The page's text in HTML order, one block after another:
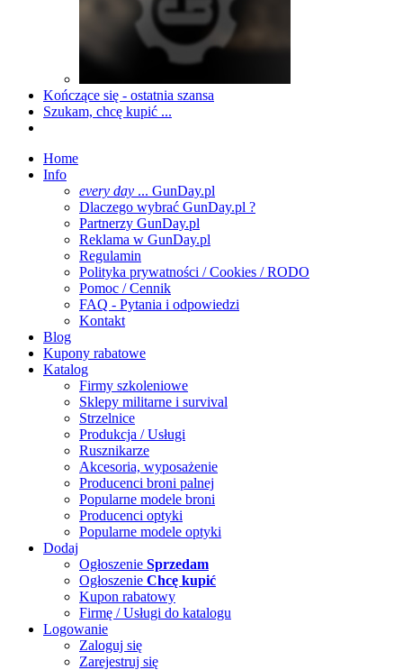
Kończące się - ostatnia szansa
Szukam, chcę kupić ...
Home
Info
every day ... GunDay.pl
Dlaczego wybrać GunDay.pl ?
Partnerzy GunDay.pl
Reklama w GunDay.pl
Regulamin
Polityka prywatności / Cookies / RODO
Pomoc / Cennik
FAQ - Pytania i odpowiedzi
Kontakt
Blog
Kupony rabatowe
Katalog
Firmy szkoleniowe
Sklepy militarne i survival
Strzelnice
Produkcja / Usługi
Rusznikarze
Akcesoria, wyposażenie
Producenci broni palnej
Popularne modele broni
Producenci optyki
Popularne modele optyki
Dodaj
Ogłoszenie Sprzedam
Ogłoszenie Chcę kupić
Kupon rabatowy
Firmę / Usługi do katalogu
Logowanie
Zaloguj się
Zarejestruj się